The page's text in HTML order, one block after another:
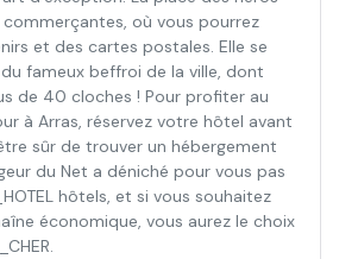
où vous pourrez
et des cartes postales. Elle se
fameux beffroi de la ville, dont
de 40 cloches ! Pour profiter au
à Arras, réservez votre hôtel avant
sûr de trouver un hébergement
du Net a déniché pour vous pas
hôtels, et si vous souhaitez
économique, vous aurez le choix